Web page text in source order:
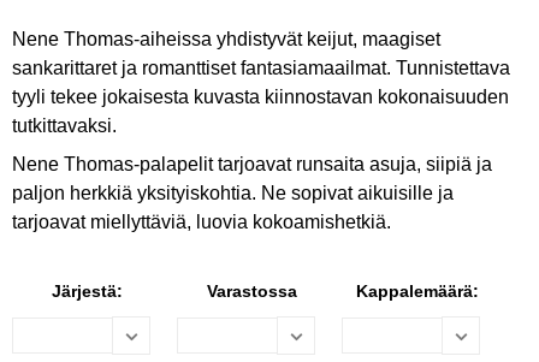
Nene Thomas-aiheissa yhdistyvät keijut, maagiset
sankarittaret ja romanttiset fantasiamaailmat. Tunnistettava
tyyli tekee jokaisesta kuvasta kiinnostavan kokonaisuuden
tutkittavaksi.
Nene Thomas-palapelit tarjoavat runsaita asuja, siipiä ja
paljon herkkiä yksityiskohtia. Ne sopivat aikuisille ja
tarjoavat miellyttäviä, luovia kokoamishetkiä.
Järjestä: Varastossa Kappalemäärä: